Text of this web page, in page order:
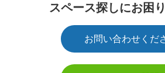
スペース探しにお困
お問い合わせくだ